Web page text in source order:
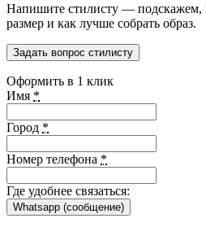
Напишите стилисту — подскажем,
размер и как лучше собрать образ.
Задать вопрос стилисту
Оформить в 1 клик
Имя *
Город *
Номер телефона *
Где удобнее связаться:
Whatsapp (сообщение)